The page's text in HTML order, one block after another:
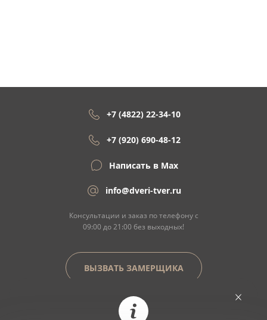
+7 (4822) 22-34-10
+7 (920) 690-48-12
Написать в Max
info@dveri-tver.ru
Консультации и заказ по телефону с
09:00 до 21:00 без выходных!
ВЫЗВАТЬ ЗАМЕРЩИКА